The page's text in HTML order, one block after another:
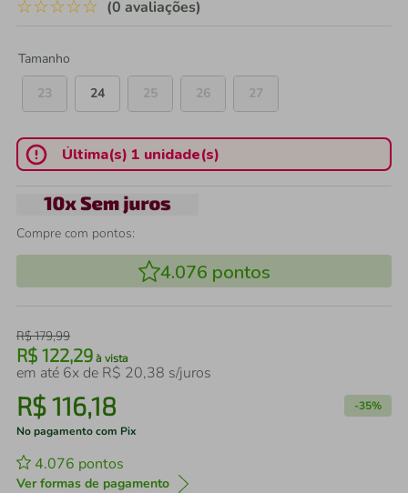
☆☆☆☆☆ (0 avaliações)
Tamanho
23
24 25 26 27
Última(s) 1 unidade(s)
Compre com pontos:
4.076 pontos
R$179,99
R$ 122,29 à vista
em até 6x de R$ 20,38 s/juros
R$116,18 -35%
No pagamento com Pix
4.076 pontos
Ver formas de pagamento